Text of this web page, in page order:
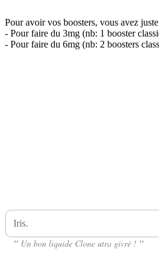
Pour avoir vos boosters, vous avez
- Pour faire du 3mg (nb: 1 booster
- Pour faire du 6mg (nb: 2 boosters
Iris.
" Un bon liquide Clone utra givré ! "